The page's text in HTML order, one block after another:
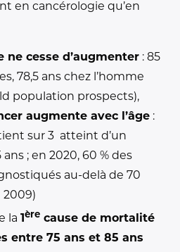
en cancérologie qu’en
ne cesse d’augmenter : 85
78,5 ans chez l’homme
population prospects),
augmente avec l’âge :
sur 3 atteint d’un
; en 2020, 60 % des
au-delà de 70
2009)
la ère cause de mortalité
entre 75 ans et 85 ans